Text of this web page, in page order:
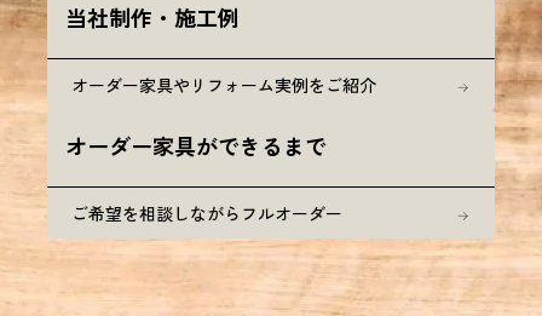
当社制作・施工例
オーダー家具やリフォーム実例をご紹介
オーダー家具ができるまで
ご希望を相談しながらフルオーダー